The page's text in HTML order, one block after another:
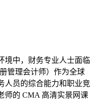
境中，财务专业人士面临
管理会计师）作为全球
人员的综合能力和职业竞
师的 CMA 高清实景网课